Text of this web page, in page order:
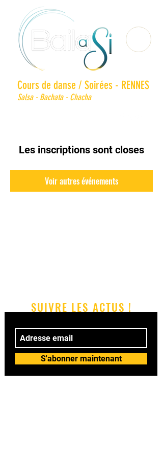
Cours de danse / Soirées - RENNES
Salsa - Bachata - Chacha
Les inscriptions sont closes
Voir autres événements
SUIVRE LES ACTUS !
S'abonner maintenant